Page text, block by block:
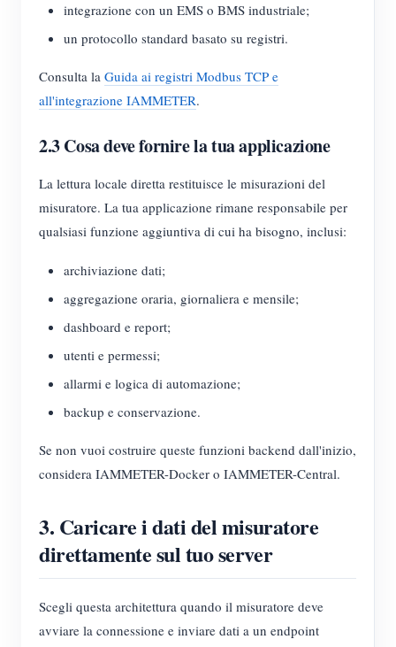
integrazione con un EMS o BMS industriale;
un protocollo standard basato su registri.
Consulta la Guida ai registri Modbus TCP e
all'integrazione IAMMETER.
2.3 Cosa deve fornire la tua applicazione
La lettura locale diretta restituisce le misurazioni del
misuratore. La tua applicazione rimane responsabile per
qualsiasi funzione aggiuntiva di cui ha bisogno, inclusi:
archiviazione dati;
aggregazione oraria, giornaliera e mensile;
dashboard e report;
utenti e permessi;
allarmi e logica di automazione;
backup e conservazione.
Se non vuoi costruire queste funzioni backend dall'inizio,
considera IAMMETER-Docker o IAMMETER-Central.
3. Caricare i dati del misuratore
direttamente sul tuo server
Scegli questa architettura quando il misuratore deve
avviare la connessione e inviare dati a un endpoint